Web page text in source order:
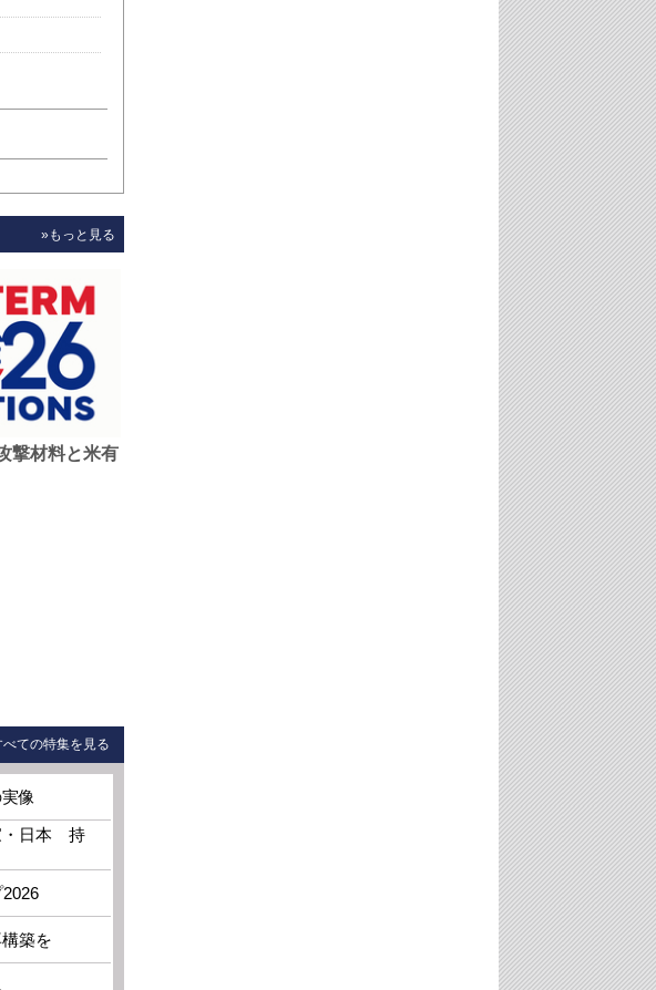
»もっと見る
撃材料と米有
べての特集を見る
像
・日本 持
築を